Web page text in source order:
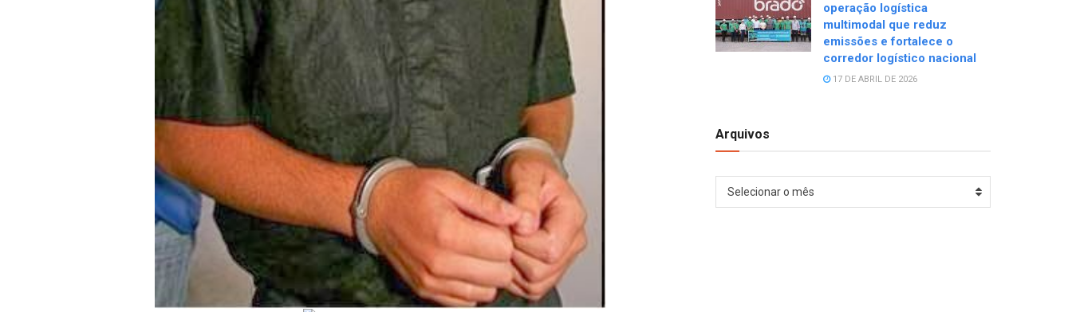
operação logística
multimodal que reduz
emissões e fortalece o
corredor logístico nacional
17 DE ABRIL DE 2026
Arquivos
Arquivos
Selecionar o mês